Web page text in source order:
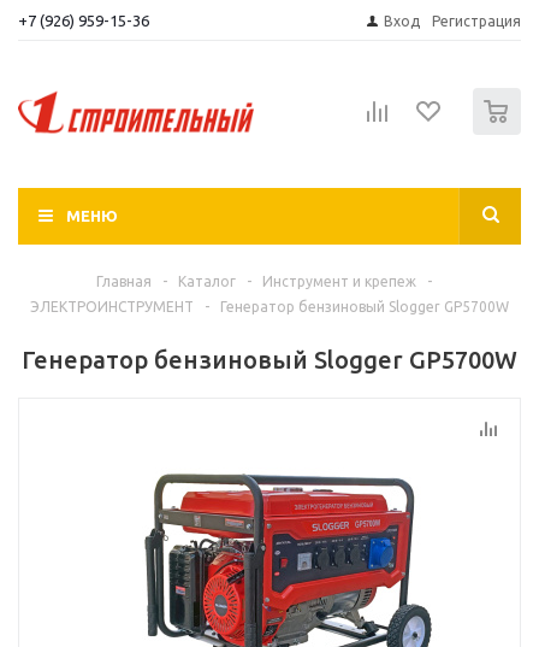
+7 (926) 959-15-36 Вход Регистрация
МЕНЮ
Главная - Каталог - Инструмент и крепеж
-
ЭЛЕКТРОИНСТРУМЕНТ
- Генератор бензиновый Slogger GP5700W
Генератор бензиновый Slogger GP5700W